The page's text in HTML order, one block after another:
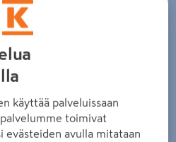
käyttää palveluissaan
toimivat
evästeiden avulla mitataan